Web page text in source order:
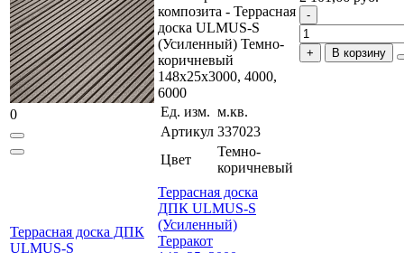
0
композита - Террасная
доска ULMUS-S
(Усиленный) Темно-
коричневый
148x25x3000, 4000,
6000
Ед. изм. м.кв.
Артикул 337023
Цвет
Темно-
коричневый
В корзину
Террасная доска ДПК
ULMUS-S
Террасная доска
ДПК ULMUS-S
(Усиленный)
Терракот